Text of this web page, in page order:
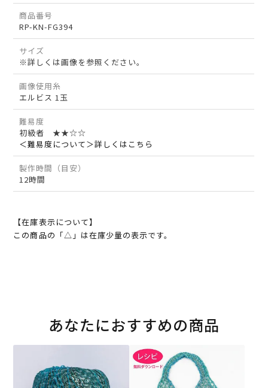
商品番号
RP-KN-FG394
サイズ
※詳しくは画像を参照ください。
画像使用糸
エルビス 1玉
難易度
初級者 ★★☆☆
＜難易度について＞詳しくはこちら
製作時間（目安）
12時間
【在庫表示について】
この商品の「△」は在庫少量の表示です。
あなたにおすすめの商品